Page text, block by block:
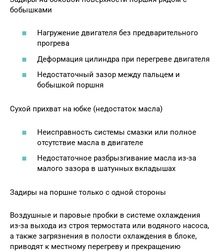
бобышками
Нагружение двигателя без предварительного
прогрева
Деформация цилиндра при перегреве двигателя
Недостаточный зазор между пальцем и
бобышкой поршня
Сухой прихват на юбке (недостаток масла)
Неисправность системы смазки или полное
отсутствие масла в двигателе
Недостаточное разбрызгивание масла из-за
малого зазора в шатунных вкладышах
Задиры на поршне только с одной стороны
Воздушные и паровые пробки в системе охлаждения
из-за выхода из строя термостата или водяного насоса,
а также загрязнения в полости охлаждения в блоке,
приводят к местному перегреву и прекращению